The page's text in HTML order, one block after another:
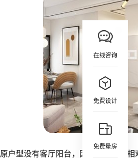
在线咨询
免费设计
免费量房
原户型没有客厅阳台，因此客厅区域